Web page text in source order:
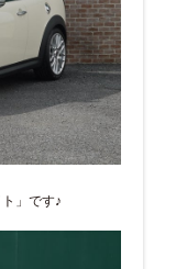
」です♪